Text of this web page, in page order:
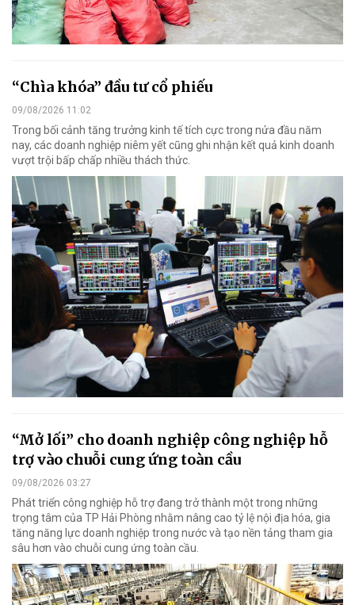
“Chìa khóa” đầu tư cổ phiếu
09/08/2026 11:02
Trong bối cảnh tăng trưởng kinh tế tích cực trong nửa đầu năm
nay, các doanh nghiệp niêm yết cũng ghi nhận kết quả kinh doanh
vượt trội bấp chấp nhiều thách thức.
“Mở lối” cho doanh nghiệp công nghiệp hỗ
trợ vào chuỗi cung ứng toàn cầu
09/08/2026 03:27
Phát triển công nghiệp hỗ trợ đang trở thành một trong những
trọng tâm của TP Hải Phòng nhằm nâng cao tỷ lệ nội địa hóa, gia
tăng năng lực doanh nghiệp trong nước và tạo nền tảng tham gia
sâu hơn vào chuỗi cung ứng toàn cầu.